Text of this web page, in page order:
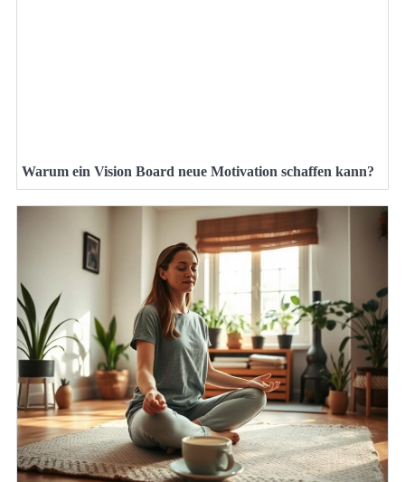
Warum ein Vision Board neue Motivation schaffen kann?